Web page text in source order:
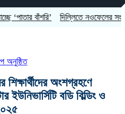
বাঁশরি’ দিল্লিতে নওফেলের সংবাদ
অনুষ্ঠিত
শিক্ষার্থীদের অংশগ্রহণে
ইউনিভার্সিটি বডি বিল্ডিং ও